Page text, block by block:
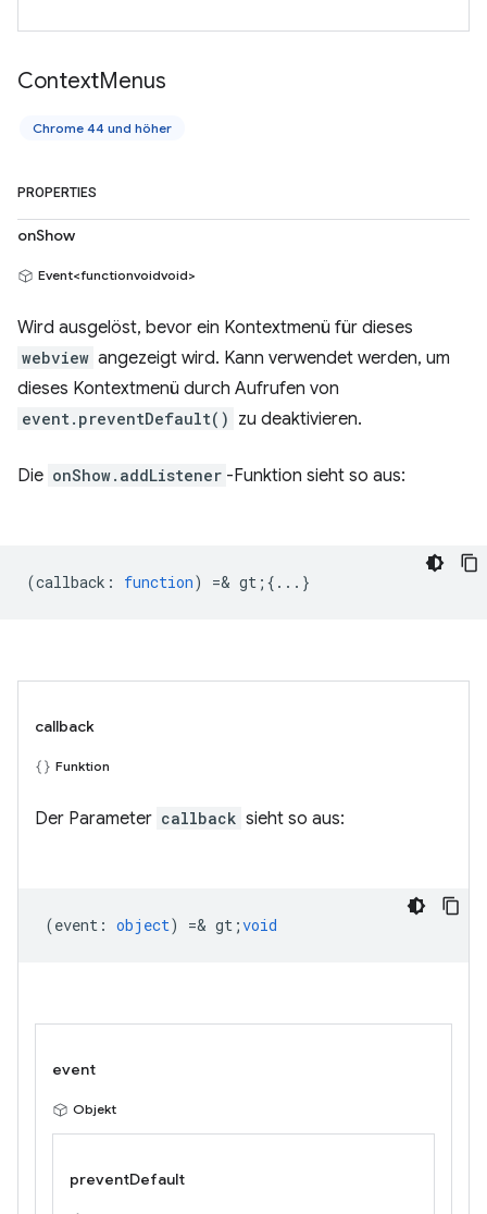
ContextMenus
Chrome 44 und höher
PROPERTIES
onShow
Event<functionvoidvoid>
Wird ausgelöst, bevor ein Kontextmenü für dieses
webview angezeigt wird. Kann verwendet werden, um
dieses Kontextmenü durch Aufrufen von
event.preventDefault() zu deaktivieren.
Die onShow.addListener -Funktion sieht so aus:
(callback : function) =& gt;{...}
callback
Funktion
Der Parameter callback sieht so aus:
(event : object) =& gt;void
event
Objekt
preventDefault